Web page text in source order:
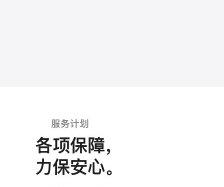
服务计划
各项保障，
力保安心。